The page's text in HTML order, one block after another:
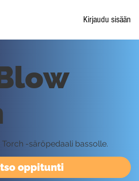
Kirjaudu sisään
oppitunti
Torch -säröpedaali bassolle.